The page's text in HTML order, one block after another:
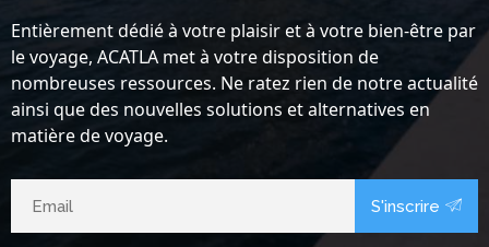
Entièrement dédié à votre plaisir et à votre bien-être par
le voyage, ACATLA met à votre disposition de
nombreuses ressources. Ne ratez rien de notre actualité
ainsi que des nouvelles solutions et alternatives en
matière de voyage.
S'inscrire